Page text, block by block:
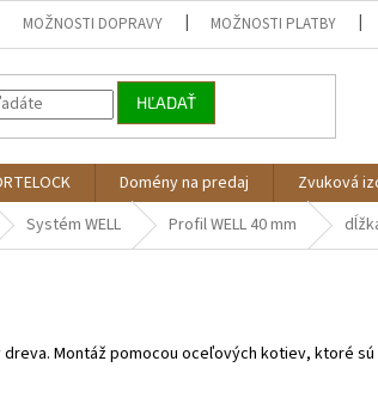
MOŽNOSTI DOPRAVY MOŽNOSTI PLATBY
HĽADAŤ
Domény na predaj Zvuková
Systém WELL Profil WELL 40 mm
Montáž pomocou oceľových kotiev, ktoré